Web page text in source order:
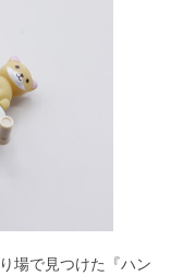
場で見つけた『ハン